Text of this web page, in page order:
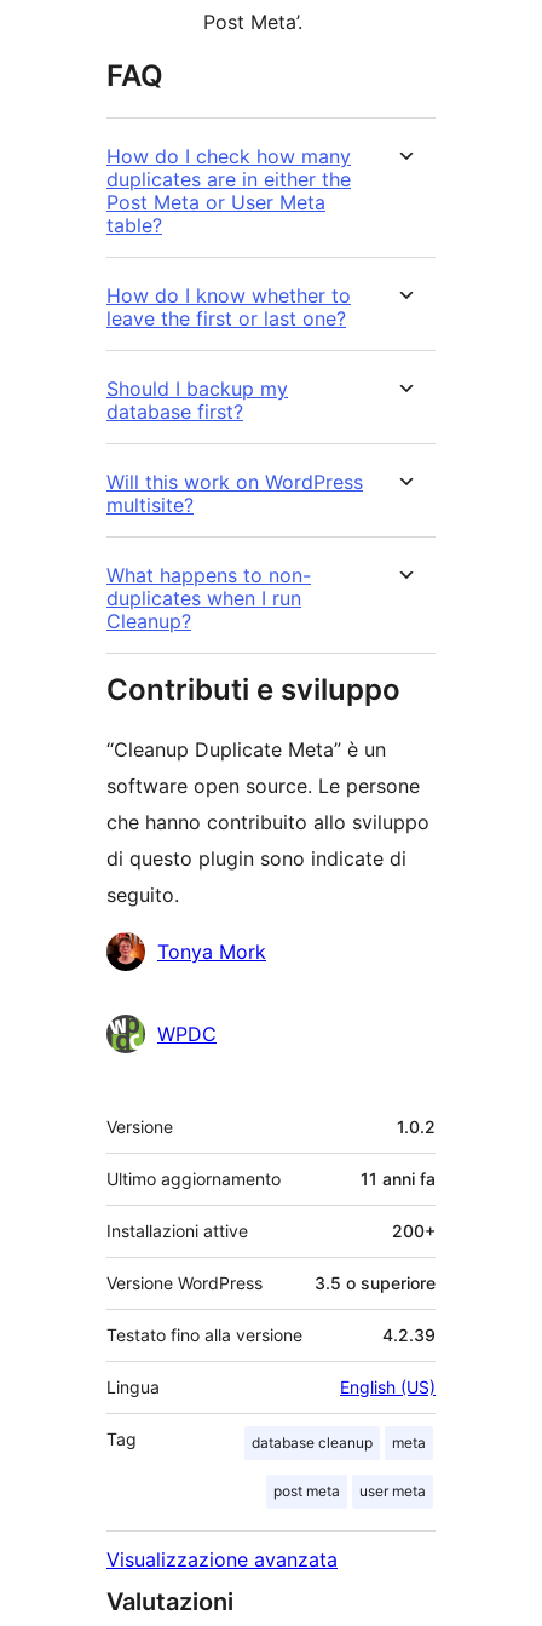
Post Meta’.
FAQ
How do I check how many
duplicates are in either the
Post Meta or User Meta
table?
How do I know whether to
leave the first or last one?
Should I backup my
database first?
Will this work on WordPress
multisite?
What happens to non-
duplicates when I run
Cleanup?
Contributi e sviluppo
“Cleanup Duplicate Meta” è un
software open source. Le persone
che hanno contribuito allo sviluppo
di questo plugin sono indicate di
seguito.
Collaboratori
Tonya Mork
WPDC
Meta
Versione 1.0.2
Ultimo aggiornamento 11 anni fa
Installazioni attive 200+
Versione WordPress 3.5 o superiore
Testato fino alla versione 4.2.39
Lingua English (US)
Tag database cleanup meta
post meta user meta
Visualizzazione avanzata
Valutazioni